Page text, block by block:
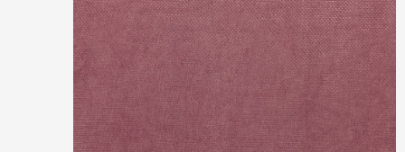
Отзывы
Дизайнерам
Контакты